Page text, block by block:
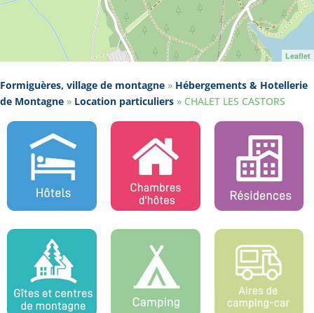
Leaflet
Formiguères, village de montagne » Hébergements & Hotellerie
de Montagne » Location particuliers » CHALET LES CASTORS